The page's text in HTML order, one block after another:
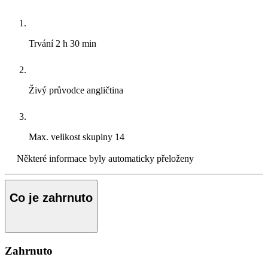
Trvání 2 h 30 min
Živý průvodce angličtina
Max. velikost skupiny 14
Některé informace byly automaticky přeloženy
Co je zahrnuto
Zahrnuto